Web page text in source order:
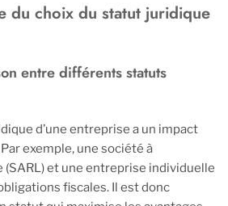
du choix du statut juridique
entre différents statuts
d’une entreprise a un impact
exemple, une société à
et une entreprise individuelle
fiscales. Il est donc